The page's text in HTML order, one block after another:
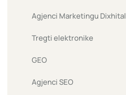
Agjenci Marketingu Dixhital
Tregti elektronike
GEO
Agjenci SEO